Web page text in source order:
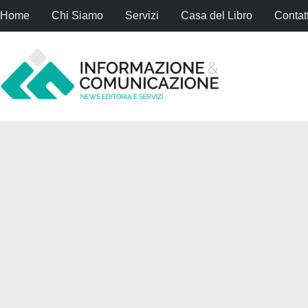
Home Chi Siamo Servizi Casa del Libro